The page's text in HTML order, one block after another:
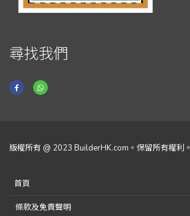
尋找我們
版權所有 @ 2023 BuilderHK.com。保留所有權利。
首頁
條款及免責聲明